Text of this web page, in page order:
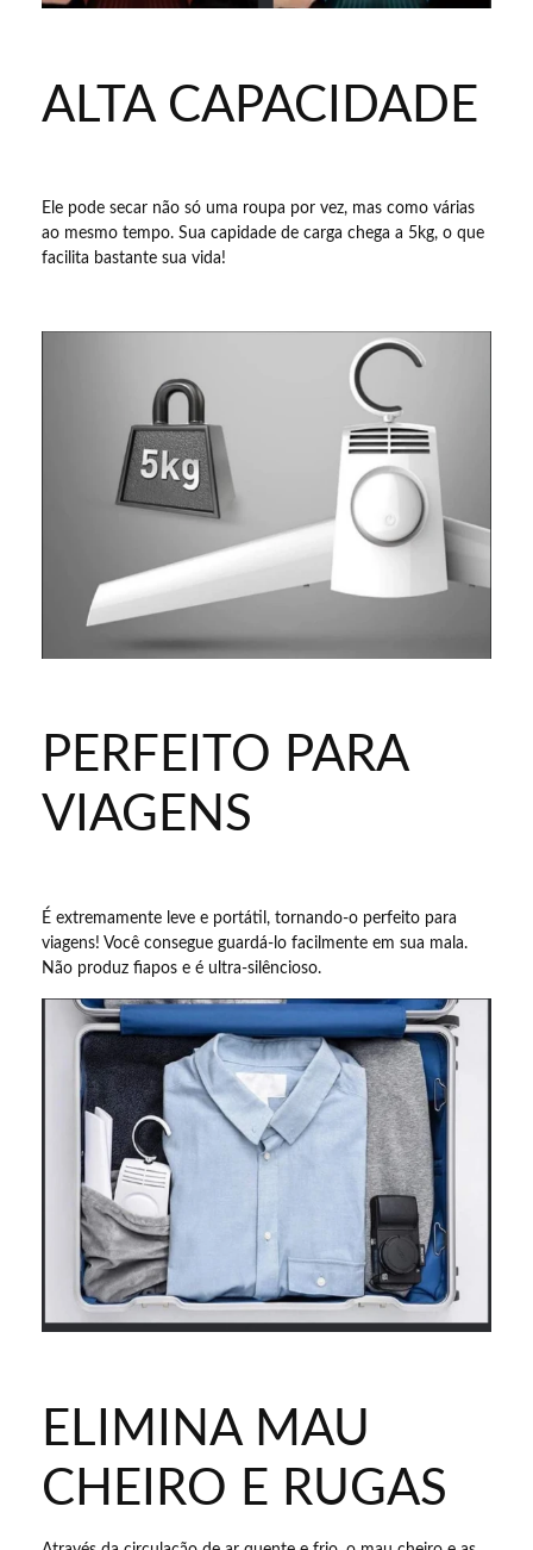
ALTA CAPACIDADE
Ele pode secar não só uma roupa por vez, mas como várias
ao mesmo tempo. Sua capidade de carga chega a 5kg, o que
facilita bastante sua vida!
PERFEITO PARA
VIAGENS
É extremamente leve e portátil, tornando-o perfeito para
viagens! Você consegue guardá-lo facilmente em sua mala.
Não produz fiapos e é ultra-silêncioso.
ELIMINA MAU
CHEIRO E RUGAS